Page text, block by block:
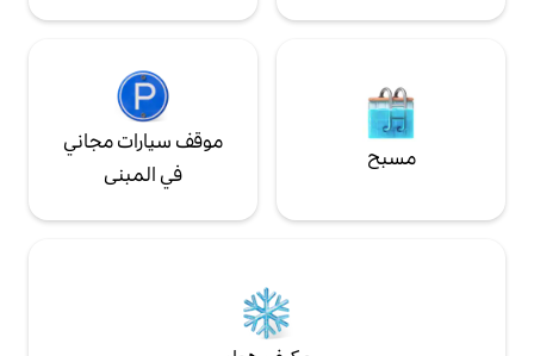
موقف سيارات مجاني
في المبنى